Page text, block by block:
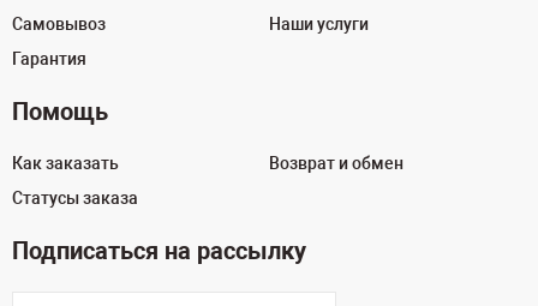
Самовывоз
Гарантия
Наши услуги
Помощь
Как заказать
Статусы заказа
Возврат и обмен
Подписаться на рассылку